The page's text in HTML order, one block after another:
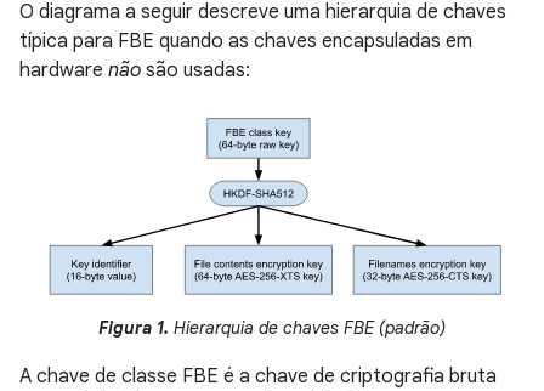
O diagrama a seguir descreve uma hierarquia de chaves
típica para FBE quando as chaves encapsuladas em
hardware não são usadas:
Figura 1. Hierarquia de chaves FBE (padrão)
A chave de classe FBE é a chave de criptografia bruta